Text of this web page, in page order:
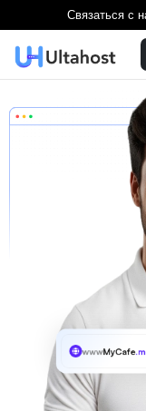
Связаться с
wwwMyCafe